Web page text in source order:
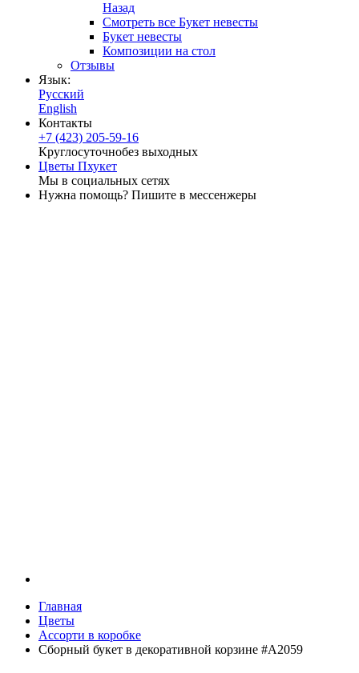
Назад
Смотреть все Букет невесты
Букет невесты
Композиции на стол
Отзывы
Язык:
Русский
English
Контакты
+7 (423) 205-59-16
Круглосуточнобез выходных
Цветы Пхукет
Мы в социальных сетях
Нужна помощь? Пишите в мессенжеры
Главная
Цветы
Ассорти в коробке
Сборный букет в декоративной корзине #A2059